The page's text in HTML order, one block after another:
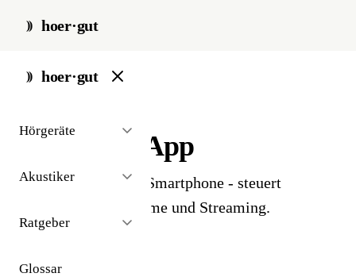
hoer·gut
hoer·gut
Hörgeräte
Akustiker
Ratgeber
Glossar
start / glossar / app
Hörgeräte-App
Hersteller-App fürs Smartphone - steuert
Lautstärke, Programme und Streaming.